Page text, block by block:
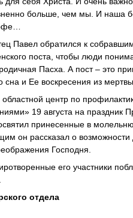
больше, чем мы. И наша
Павел обратился к
поста, чтобы люди
Пасха. А пост – это
сна и Ее воскресения из
центр по
19 августа на праздник
принесенные в
он рассказал о возможности
Господня.
его участники
отдела